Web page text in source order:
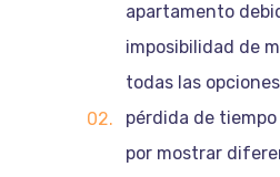
apartamento
imposibilidad de
todas las
pérdida de
por mostrar